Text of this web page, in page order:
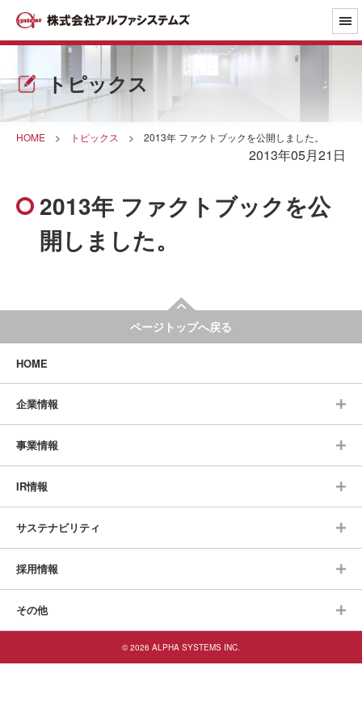
トピックス
HOME > トピックス > 2013年 ファクトブックを公開しました。
2013年05月21日
2013年 ファクトブックを公
開しました。
ページトップへ戻る
HOME
企業情報
事業情報
IR情報
サステナビリティ
採用情報
その他
© 2026 ALPHA SYSTEMS INC.